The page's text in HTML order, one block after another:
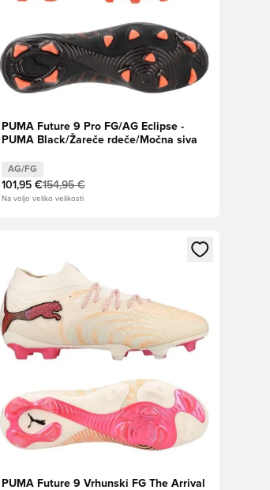
PUMA Future 9 Pro FG/AG Eclipse -
PUMA Black/Žareče rdeče/Močna siva
AG/FG
101,95 €154,95 €
Na voljo veliko velikosti
Odpre Modal za prijavo ali vpis kot član
PUMA Future 9 Vrhunski FG The Arrival